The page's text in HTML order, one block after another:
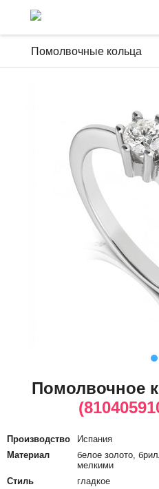
Помолвочные кольца
Помолвочное
Производство
Испания
Материал
белое золото,
мелкими
Стиль
гладкое